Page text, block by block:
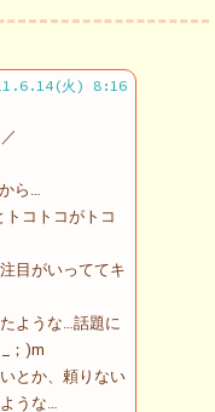
火) 8:16
ら…
コトコがトコ
目がいっててキ
ような…話題に
；)m
とか、頼りない
うな…